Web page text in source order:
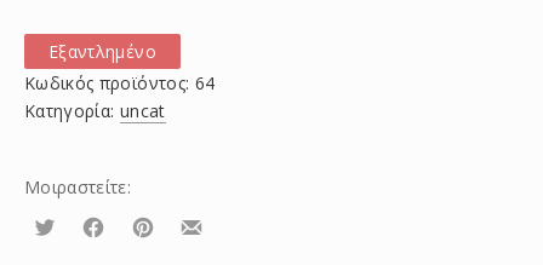
Εξαντλημένο
Κωδικός προϊόντος: 64
Κατηγορία: uncat
Μοιραστείτε:
Τουίτα ΜοιραστείτεΜοιραστείτεΜοιραστείτε